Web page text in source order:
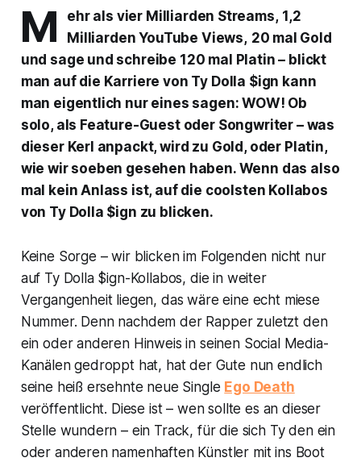
M ehr als vier Milliarden Streams, 1,2
Milliarden YouTube Views, 20 mal Gold
und sage und schreibe 120 mal Platin – blickt
man auf die Karriere von Ty Dolla $ign kann
man eigentlich nur eines sagen: WOW! Ob
solo, als Feature-Guest oder Songwriter – was
dieser Kerl anpackt, wird zu Gold, oder Platin,
wie wir soeben gesehen haben. Wenn das also
mal kein Anlass ist, auf die coolsten Kollabos
von Ty Dolla $ign zu blicken.
Keine Sorge – wir blicken im Folgenden nicht nur
auf Ty Dolla $ign-Kollabos, die in weiter
Vergangenheit liegen, das wäre eine echt miese
Nummer. Denn nachdem der Rapper zuletzt den
ein oder anderen Hinweis in seinen Social Media-
Kanälen gedroppt hat, hat der Gute nun endlich
seine heiß ersehnte neue Single Ego Death
veröffentlicht. Diese ist – wen sollte es an dieser
Stelle wundern – ein Track, für die sich Ty den ein
oder anderen namenhaften Künstler mit ins Boot